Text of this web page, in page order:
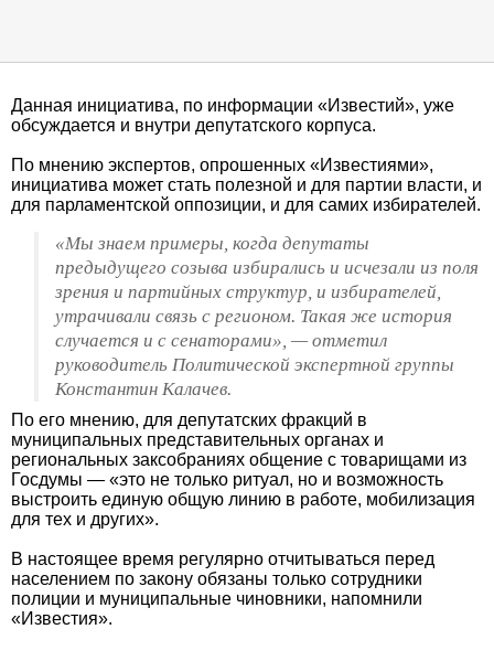
Данная инициатива, по информации «Известий», уже
обсуждается и внутри депутатского корпуса.
По мнению экспертов, опрошенных «Известиями»,
инициатива может стать полезной и для партии власти, и
для парламентской оппозиции, и для самих избирателей.
«Мы знаем примеры, когда депутаты
предыдущего созыва избирались и исчезали из поля
зрения и партийных структур, и избирателей,
утрачивали связь с регионом. Такая же история
случается и с сенаторами», — отметил
руководитель Политической экспертной группы
Константин Калачев.
По его мнению, для депутатских фракций в
муниципальных представительных органах и
региональных заксобраниях общение с товарищами из
Госдумы — «это не только ритуал, но и возможность
выстроить единую общую линию в работе, мобилизация
для тех и других».
В настоящее время регулярно отчитываться перед
населением по закону обязаны только сотрудники
полиции и муниципальные чиновники, напомнили
«Известия».